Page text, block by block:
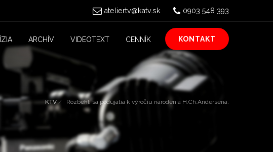
ateliertv@katv.sk 0903 548 393
ARCHÍV VIDEOTEXT CENNÍK KONTAKT
KTV Rozbehli sa podujatia k výročiu narodenia H.Ch.Andersena.